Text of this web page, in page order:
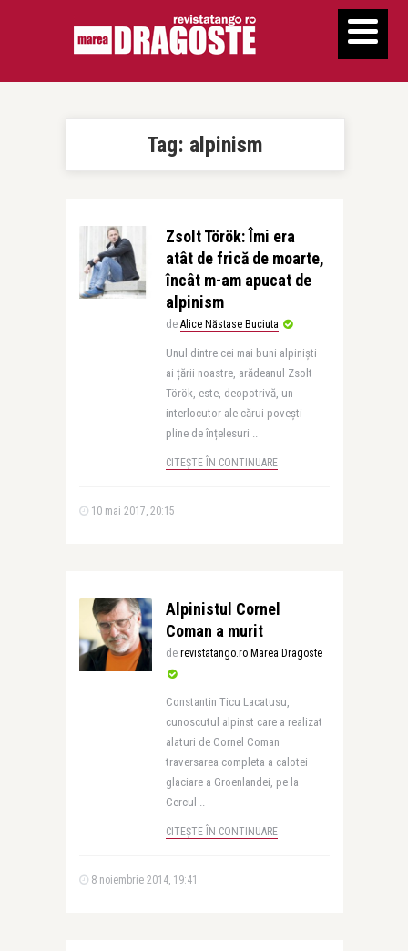
Tag: alpinism
Zsolt Török: Îmi era
atât de frică de moarte,
încât m-am apucat de
alpinism
de Alice Năstase Buciuta
Unul dintre cei mai buni alpiniști
ai țării noastre, arădeanul Zsolt
Török, este, deopotrivă, un
interlocutor ale cărui povești
pline de înțelesuri ..
CITEȘTE ÎN CONTINUARE
10 mai 2017, 20:15
Alpinistul Cornel
Coman a murit
de revistatango.ro Marea Dragoste
Constantin Ticu Lacatusu,
cunoscutul alpinst care a realizat
alaturi de Cornel Coman
traversarea completa a calotei
glaciare a Groenlandei, pe la
Cercul ..
CITEȘTE ÎN CONTINUARE
8 noiembrie 2014, 19:41